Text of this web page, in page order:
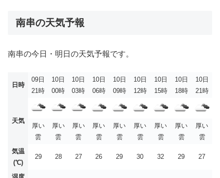
南串の天気予報
南串の今日・明日の天気予報です。
日時
09日
21時
10日
00時
10日
03時
10日
06時
10日
09時
10日
12時
10日
15時
10日
18時
10日
21時
天気
厚い
雲
厚い
雲
厚い
雲
厚い
雲
厚い
雲
厚い
雲
厚い
雲
厚い
雲
厚い
雲
気温
(℃)
29 28 27 26 29 30 32 29 27